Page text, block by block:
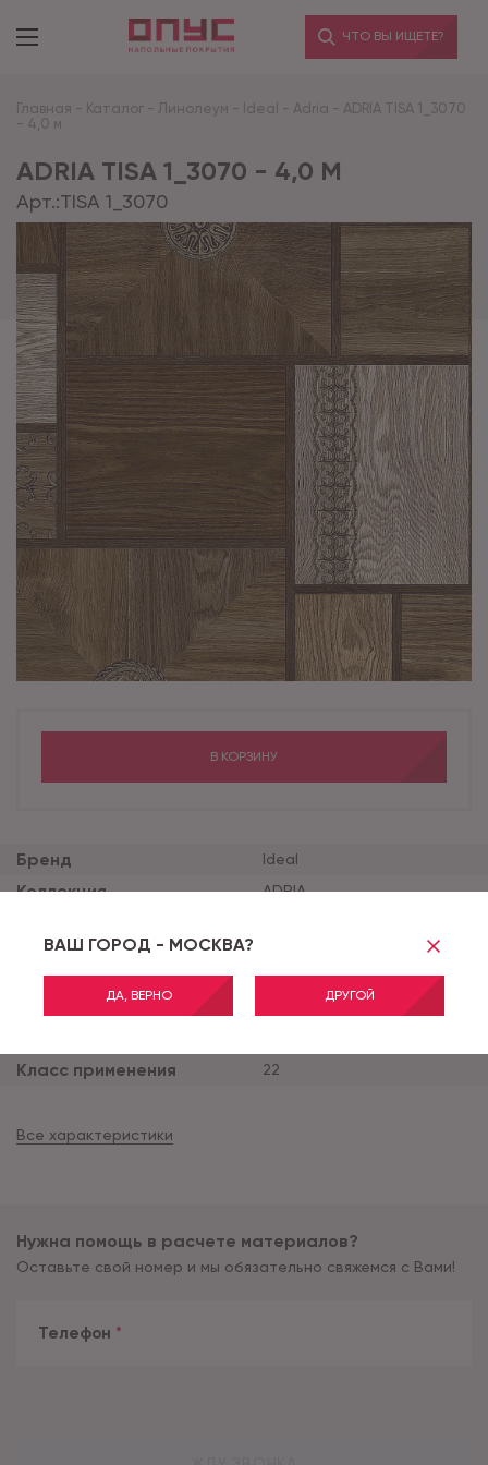
ВАШ ГОРОД - МОСКВА?
ДА, ВЕРНО ДРУГОЙ
ЧТО ВЫ ИЩЕТЕ?
Главная - Каталог - Линолеум - Ideal - Adria - ADRIA TISA 1_3070
- 4,0 м
ADRIA TISA 1_3070 - 4,0 М
Арт.:TISA 1_3070
Бренд Ideal
Коллекция ADRIA
Толщина защитного сло
я (мм)
Ширина рулона (м)
Класс применения 22
Все характеристики
В КОРЗИНУ
Нужна помощь в расчете материалов?
Оставьте свой номер и мы обязательно свяжемся с Вами!
Телефон *